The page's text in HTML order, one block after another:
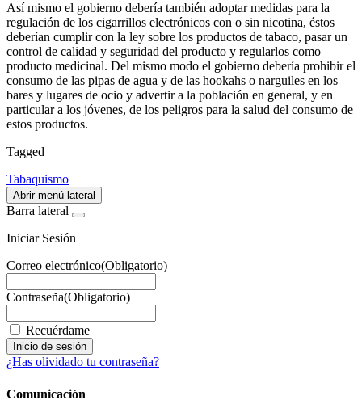
Así mismo el gobierno debería también adoptar medidas para la
regulación de los cigarrillos electrónicos con o sin nicotina, éstos
deberían cumplir con la ley sobre los productos de tabaco, pasar un
control de calidad y seguridad del producto y regularlos como
producto medicinal. Del mismo modo el gobierno debería prohibir el
consumo de las pipas de agua y de las hookahs o narguiles en los
bares y lugares de ocio y advertir a la población en general, y en
particular a los jóvenes, de los peligros para la salud del consumo de
estos productos.
Tagged
Tabaquismo
Abrir menú lateral
Barra lateral
Iniciar Sesión
Correo electrónico(Obligatorio)
Contraseña(Obligatorio)
Recuérdame
¿Has olividado tu contraseña?
Comunicación